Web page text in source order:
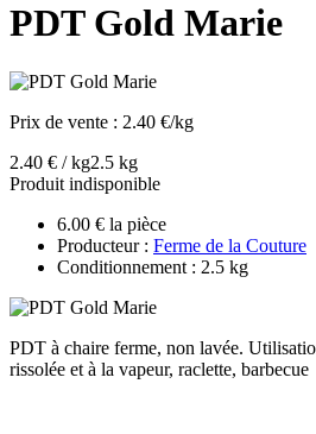
PDT Gold Marie
Prix de vente : 2.40 €/kg
2.40 € / kg2.5 kg
Produit indisponible
6.00 € la pièce
Producteur : Ferme de la Couture
Conditionnement : 2.5 kg
PDT à chaire ferme, non lavée.
rissolée et à la vapeur, raclette, barbecue